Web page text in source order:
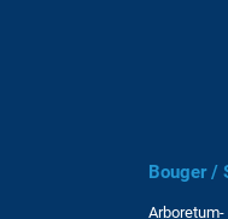
Bouger /
Arboretum-